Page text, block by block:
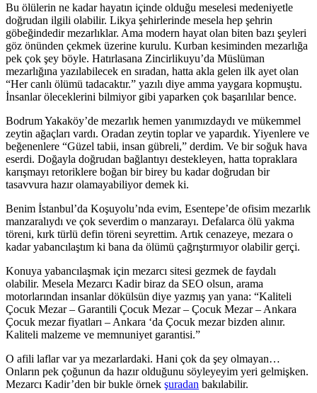
Bu ölülerin ne kadar hayatın içinde olduğu meselesi medeniyetle
doğrudan ilgili olabilir. Likya şehirlerinde mesela hep şehrin
göbeğindedir mezarlıklar. Ama modern hayat olan biten bazı şeyleri
göz önünden çekmek üzerine kurulu. Kurban kesiminden mezarlığa
pek çok şey böyle. Hatırlasana Zincirlikuyu’da Müslüman
mezarlığına yazılabilecek en sıradan, hatta akla gelen ilk ayet olan
“Her canlı ölümü tadacaktır.” yazılı diye amma yaygara kopmuştu.
İnsanlar öleceklerini bilmiyor gibi yaparken çok başarılılar bence.
Bodrum Yakaköy’de mezarlık hemen yanımızdaydı ve mükemmel
zeytin ağaçları vardı. Oradan zeytin toplar ve yapardık. Yiyenlere ve
beğenenlere “Güzel tabii, insan gübreli,” derdim. Ve bir soğuk hava
eserdi. Doğayla doğrudan bağlantıyı destekleyen, hatta topraklara
karışmayı retoriklere boğan bir birey bu kadar doğrudan bir
tasavvura hazır olamayabiliyor demek ki.
Benim İstanbul’da Koşuyolu’nda evim, Esentepe’de ofisim mezarlık
manzaralıydı ve çok severdim o manzarayı. Defalarca ölü yakma
töreni, kırk türlü defin töreni seyrettim. Artık cenazeye, mezara o
kadar yabancılaştım ki bana da ölümü çağrıştırmıyor olabilir gerçi.
Konuya yabancılaşmak için mezarcı sitesi gezmek de faydalı
olabilir. Mesela Mezarcı Kadir biraz da SEO olsun, arama
motorlarından insanlar dökülsün diye yazmış yan yana: “Kaliteli
Çocuk Mezar – Garantili Çocuk Mezar – Çocuk Mezar – Ankara
Çocuk mezar fiyatları – Ankara ‘da Çocuk mezar bizden alınır.
Kaliteli malzeme ve memnuniyet garantisi.”
O afili laflar var ya mezarlardaki. Hani çok da şey olmayan…
Onların pek çoğunun da hazır olduğunu söyleyeyim yeri gelmişken.
Mezarcı Kadir’den bir bukle örnek şuradan bakılabilir.